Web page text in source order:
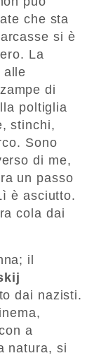
che sta
si è
La
alle
di
poltiglia
stinchi,
Sono
di me,
un passo
è asciutto.
cola dai
il
dai nazisti.
a
natura, si